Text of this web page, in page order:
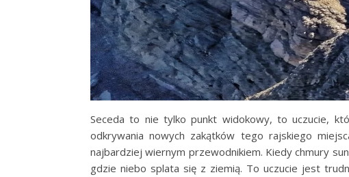
Seceda to nie tylko punkt widokowy, to uczucie,
odkrywania nowych zakątków tego rajskiego
najbardziej wiernym przewodnikiem. Kiedy chmury
gdzie niebo splata się z ziemią. To uczucie jest